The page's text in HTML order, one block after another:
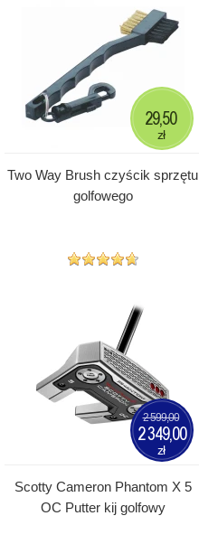
Two Way Brush czyścik sprzętu
golfowego
29,50
zł
Scotty Cameron Phantom X 5
OC Putter kij golfowy
2 599,00
2 349,00
zł